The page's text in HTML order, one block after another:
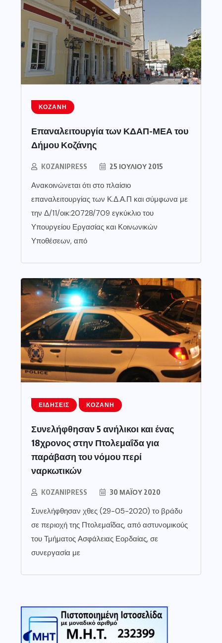
ΚΟΖΆΝΗ
Επαναλειτουργία των ΚΔΑΠ-ΜΕΑ του
Δήμου Κοζάνης
KOZANIPRESS 25 ΙΟΥΛΊΟΥ 2015
Ανακοινώνεται ότι στο πλαίσιο
επαναλειτουργίας των Κ.Δ.Α.Π και σύμφωνα με
την Δ/11/οικ:20728/709 εγκύκλιο του
Υπουργείου Εργασίας και Κοινωνικών
Υποθέσεων, από
ΕΙΔΉΣΕΙΣ ΚΟΖΆΝΗ
Συνελήφθησαν 5 ανήλικοι και ένας
18χρονος στην Πτολεμαΐδα για
παράβαση του νόμου περί
ναρκωτικών
KOZANIPRESS 30 ΜΑΪ́ΟΥ 2020
Συνελήφθησαν χθες (29-05-2020) το βράδυ
σε περιοχή της Πτολεμαΐδας, από αστυνομικούς
του Τμήματος Ασφάλειας Εορδαίας, σε
συνεργασία με